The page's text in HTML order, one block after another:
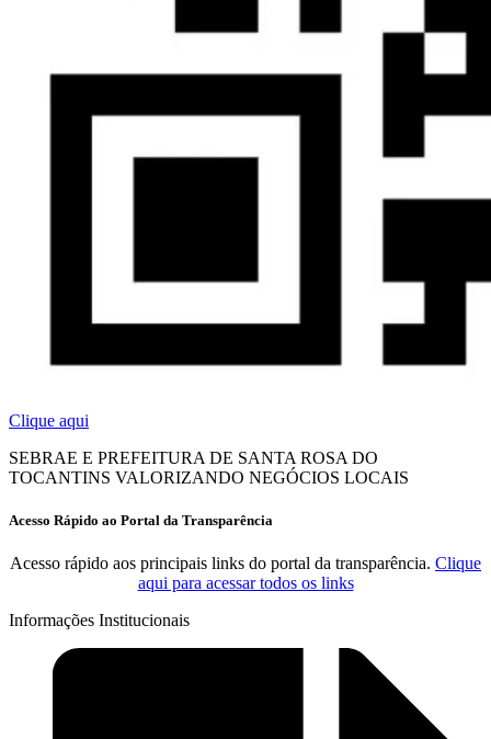
Clique aqui
SEBRAE E PREFEITURA DE SANTA ROSA DO
TOCANTINS VALORIZANDO NEGÓCIOS LOCAIS
Acesso Rápido ao Portal da Transparência
Acesso rápido aos principais links do portal da transparência. Clique
aqui para acessar todos os links
Informações Institucionais